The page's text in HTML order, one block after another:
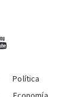
Política